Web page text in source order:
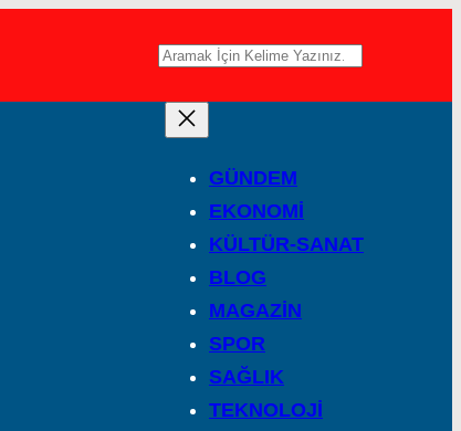
A
GÜNDEM
EKONOMİ
KÜLTÜR-SANAT
BLOG
MAGAZİN
SPOR
SAĞLIK
TEKNOLOJİ